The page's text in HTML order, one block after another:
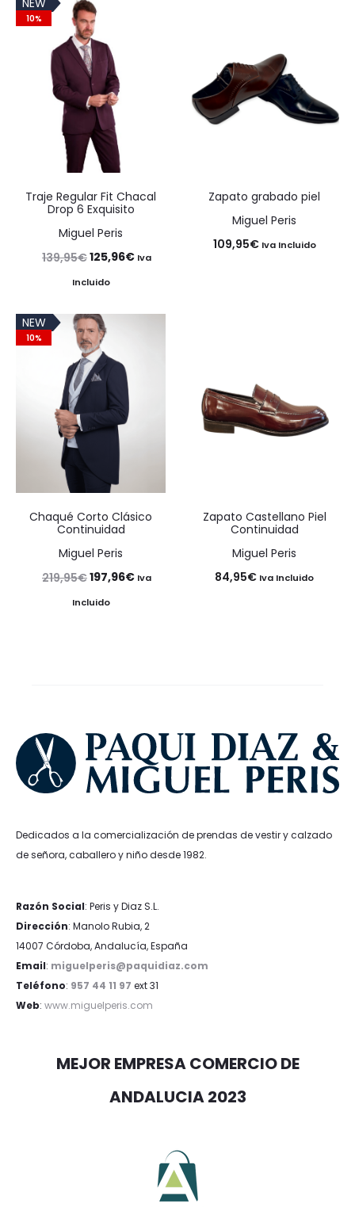
NEW
10%
Traje Regular Fit Chacal
Drop 6 Exquisito
Miguel Peris
139,95€El
precio
era:
139,95€.
125,96€ElIva
Incluido
Zapato grabado piel
Miguel Peris
109,95€ Iva Incluido
NEW
10%
Chaqué Corto Clásico
Continuidad
Miguel Peris
219,95€El
precio
197,96€ElIva
Incluido
Zapato Castellano Piel
Continuidad
Miguel Peris
84,95€ Iva Incluido
Dedicados a la comercialización de prendas de vestir y calzado
de señora, caballero y niño desde 1982.
Razón Social: Peris y Diaz S.L.
Dirección: Manolo Rubia, 2
14007 Córdoba, Andalucía, España
Email: miguelperis@paquidiaz.com
Teléfono: 957 44 11 97 ext 31
Web: www.miguelperis.com
MEJOR EMPRESA COMERCIO DE
ANDALUCIA 2023